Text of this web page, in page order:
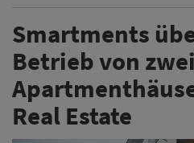
Smartments
Betrieb von zwei
Real Estate